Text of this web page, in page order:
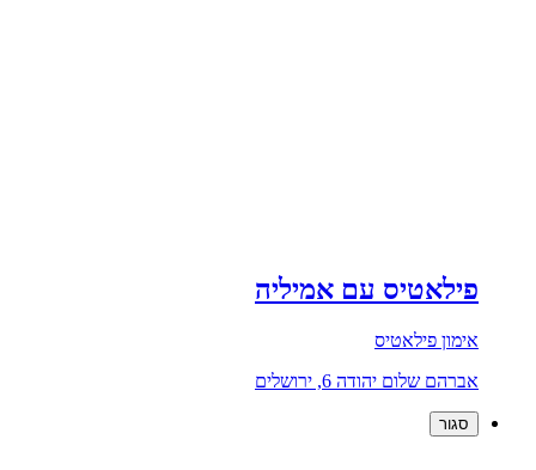
פילאטיס עם אמיליה
אימון פילאטיס
אברהם שלום יהודה 6, ירושלים
סגור